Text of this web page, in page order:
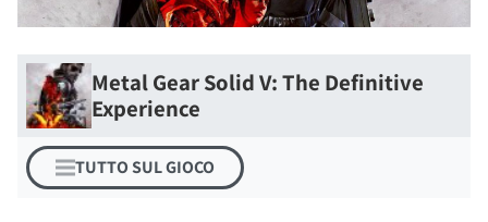
Metal Gear Solid V: The Definitive
Experience
TUTTO SUL GIOCO